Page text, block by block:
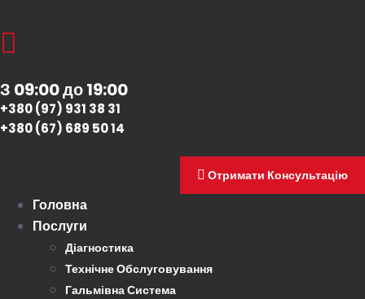
З 09:00 до 19:00
+380 (97) 931 38 31
+380 (67) 689 50 14
Отримати Консультацію
Головна
Послуги
Діагностика
Технічне Обслуговування
Гальмівна Система